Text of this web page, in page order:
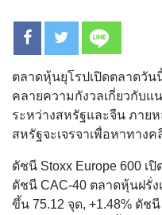
ตลาดหุ้นยุโรปเปิดตลาดวั
คลายความกังวลเกี่ยวกับแ
ระหว่างสหรัฐและจีน ภาย
สหรัฐจะเจรจาเพื่อหาทาง
ดัชนี Stoxx Europe 600 เ
ดัชนี CAC-40 ตลาดหุ้นฝรั่ง
ขึ้น 75.12 จุด, +1.48% ดัช